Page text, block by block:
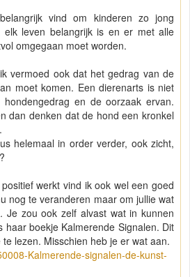
vind om kinderen zo jong
leven belangrijk is en er met alle
omgegaan moet worden.
vermoed ook dat het gedrag van de
moet komen. Een dierenarts is niet
hondengedrag en de oorzaak ervan.
dan denken dat de hond een kronkel
helemaal in order verder, ook zicht,
werkt vind ik ook wel een goed
nog te veranderen maar om jullie wat
Je zou ook zelf alvast wat in kunnen
haar boekje Kalmerende Signalen. Dit
lezen. Misschien heb je er wat aan.
Kalmerende-signalen-de-kunst-